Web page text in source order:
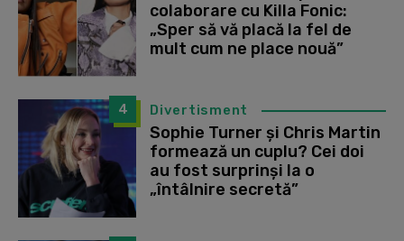
colaborare cu Killa Fonic:
„Sper să vă placă la fel de
mult cum ne place nouă”
4 Divertisment
Sophie Turner și Chris Martin
formează un cuplu? Cei doi
au fost surprinși la o
„întâlnire secretă”